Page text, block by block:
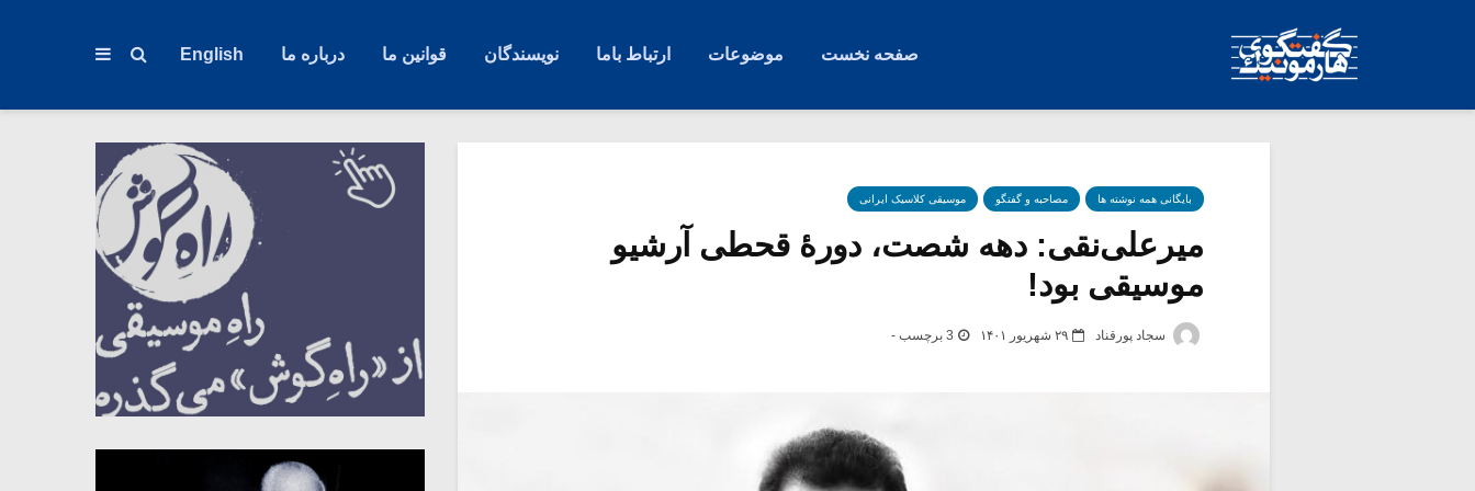
صفحه نخست موضوعات ارتباط باما نویسندگان قوانین ما درباره ما English
بایگانی همه نوشته ها مصاحبه و گفتگو موسیقی کلاسیک ایرانی
میرعلی‌نقی: دهه شصت، دورۀ قحطی آرشیو
موسیقی بود!
سجاد پورقناد ۲۹ شهریور ۱۴۰۱ 3 برچسب -